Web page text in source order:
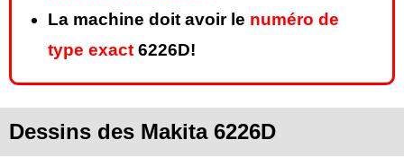
La machine doit avoir le numéro de
type exact 6226D!
Dessins des Makita 6226D